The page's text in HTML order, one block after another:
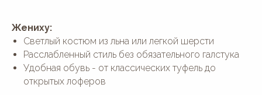
Жениху:
Светлый костюм из льна или легкой шерсти
Расслабленный стиль без обязательного галстука
Удобная обувь - от классических туфель до
открытых лоферов